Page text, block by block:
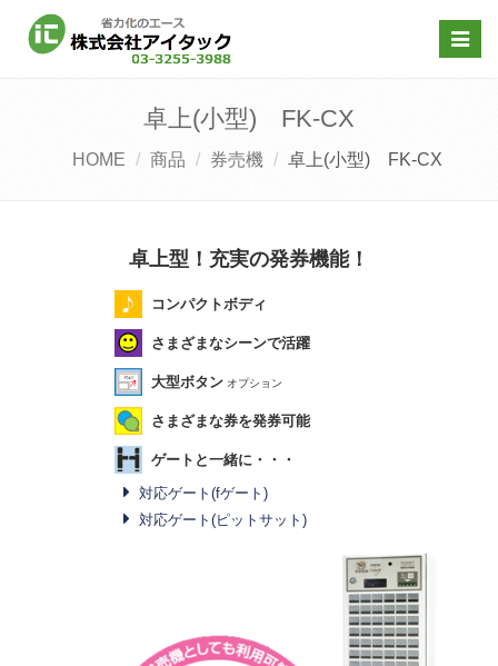
卓上(小型) FK-CX
HOME 商品 券売機 卓上(小型) FK-CX
卓上型！充実の発券機能！
コンパクトボディ
さまざまなシーンで活躍
大型ボタンオプション
さまざまな券を発券可能
ゲートと一緒に・・・
対応ゲート(fゲート)
対応ゲート(ピットサット)